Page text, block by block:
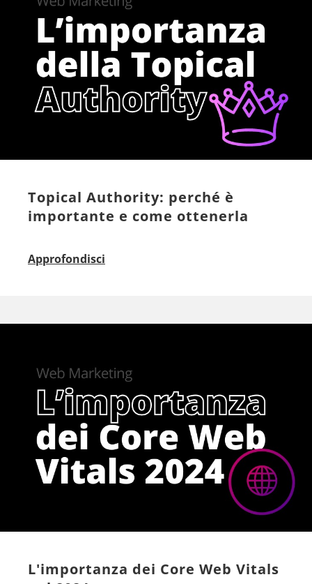
Topical Authority: perché è
importante e come ottenerla
Approfondisci
L'importanza dei Core Web Vitals